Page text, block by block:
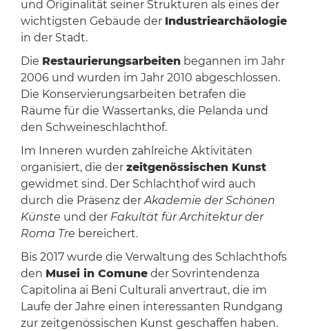
und Originalität seiner Strukturen als eines der
wichtigsten Gebäude der Industriearchäologie
in der Stadt.
Die Restaurierungsarbeitenbegannen im Jahr
2006 und wurden im Jahr 2010 abgeschlossen.
Die Konservierungsarbeiten betrafen die
Räume für die Wassertanks, die Pelanda und
den Schweineschlachthof.
Im Inneren wurden zahlreiche Aktivitäten
organisiert, die der zeitgenössischen Kunst
gewidmet sind. Der Schlachthof wird auch
durch die Präsenz derAkademie der Schönen
Künste und der Fakultät für Architektur der
Roma Tre bereichert.
Bis 2017 wurde die Verwaltung des Schlachthofs
den Musei in Comuneder Sovrintendenza
Capitolina ai Beni Culturali anvertraut, die im
Laufe der Jahre einen interessanten Rundgang
zur zeitgenössischen Kunst geschaffen haben.